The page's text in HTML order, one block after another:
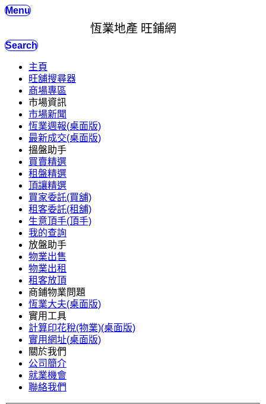
Menu
恆業地產 旺鋪網
Search
主頁
旺舖搜尋器
商場專區
市場資訊
市場新聞
恆業週報(桌面版)
最新成交(桌面版)
搵盤助手
買賣精選
租盤精選
頂讓精選
買家委託(買舖)
租客委託(租舖)
生意頂手(頂手)
我的查詢
放盤助手
物業出售
物業出租
租客放頂
商鋪物業問題
恆業大夫(桌面版)
實用工具
計算印花稅(物業)(桌面版)
實用網址(桌面版)
關於我們
公司簡介
就業機會
聯絡我們